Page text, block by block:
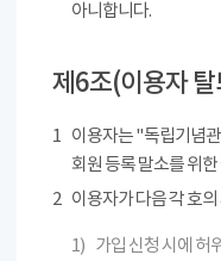
아니합니다.
제6조(이용자
1 이용자는 "독립기념
회원 등록 말소를 위
2 이용자가 다음 각 호
1) 가입 신청 시에 허